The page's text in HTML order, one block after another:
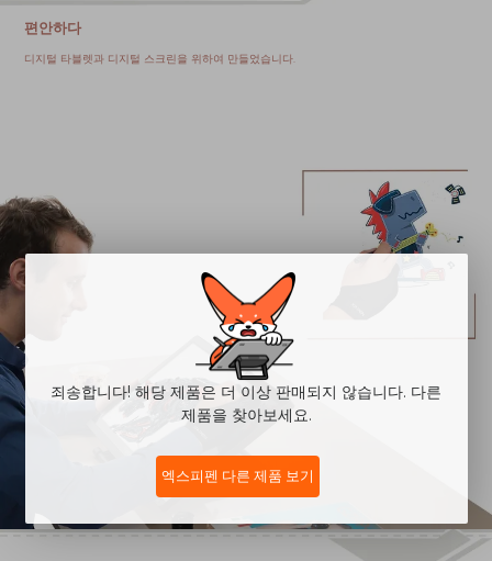
죄송합니다! 해당 제품은 더 이상 판매되지 않습니다. 다른
제품을 찾아보세요.
엑스피펜 다른 제품 보기
편안하다
디지털 타블렛과 디지털 스크린을 위하여 만들었습니다.